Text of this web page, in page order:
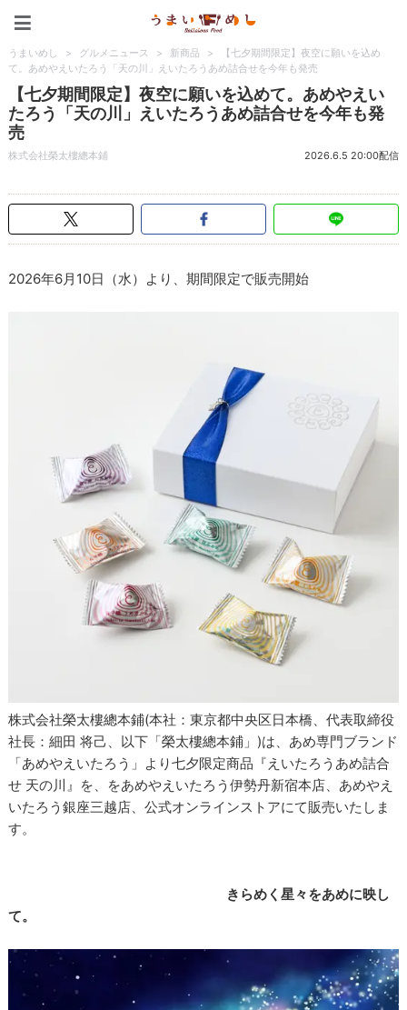
うまいめし > グルメニュース > 新商品 >
【七夕期間限定】夜空に願いを込め
て。あめやえいたろう「天の川」えいたろうあめ詰合せを今年も発売
【七夕期間限定】夜空に願いを込めて。あめやえい
たろう「天の川」えいたろうあめ詰合せを今年も発
売
株式会社榮太樓總本鋪 2026.6.5 20:00配信
2026年6月10日（水）より、期間限定で販売開始
株式会社榮太樓總本鋪(本社：東京都中央区日本橋、代表取締役
社長：細田 将己、以下「榮太樓總本鋪」)は、あめ専門ブランド
「あめやえいたろう」より七夕限定商品『えいたろうあめ詰合
せ 天の川』を、をあめやえいたろう伊勢丹新宿本店、あめやえ
いたろう銀座三越店、公式オンラインストアにて販売いたしま
す。
きらめく星々をあめに映し
て。